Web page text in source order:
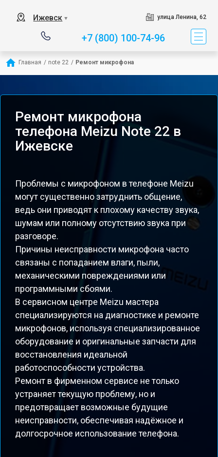
Ижевск ▼ улица Ленина, 62
+7 (800) 100-74-96
Главная / note 22 / Ремонт микрофона
Ремонт микрофона
телефона Meizu Note 22 в
Ижевске
Проблемы с микрофоном в телефоне Meizu
могут существенно затруднить общение,
ведь они приводят к плохому качеству звука,
шумам или полному отсутствию звука при
разговоре.
Причины неисправности микрофона часто
связаны с попаданием влаги, пыли,
механическими повреждениями или
программными сбоями.
В сервисном центре Meizu мастера
специализируются на диагностике и ремонте
микрофонов, используя специализированное
оборудование и оригинальные запчасти для
восстановления идеальной
работоспособности устройства.
Ремонт в фирменном сервисе не только
устраняет текущую проблему, но и
предотвращает возможные будущие
неисправности, обеспечивая надёжное и
долгосрочное использование телефона.